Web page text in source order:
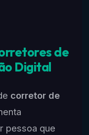
de
Digital
corretor de
pessoa que